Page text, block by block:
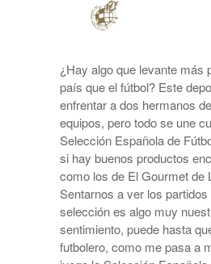
¿Hay algo que levante más
país que el fútbol? Este
enfrentar a dos hermanos
equipos, pero todo se une
Selección Española de
si hay buenos productos
como los de El Gourmet de
Sentarnos a ver los
selección es algo muy
sentimiento, puede hasta
futbolero, como me pasa a